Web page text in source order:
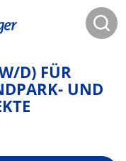
D) FÜR
UND